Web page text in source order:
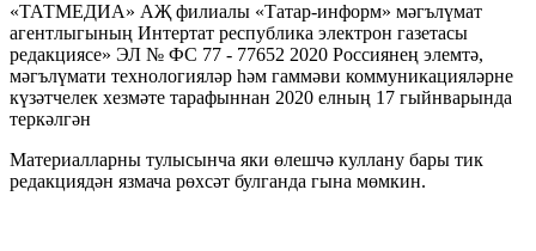
«ТАТМЕДИА» АҖ филиалы «Татар-информ» мәгълүмат
агентлыгының Интертат республика электрон газетасы
редакциясе» ЭЛ № ФС 77 - 77652 2020 Россиянең элемтә,
мәгълүмати технологияләр һәм гаммәви коммуникацияләрне
күзәтчелек хезмәте тарафыннан 2020 елның 17 гыйнварында
теркәлгән
Материалларны тулысынча яки өлешчә куллану бары тик
редакциядән язмача рөхсәт булганда гына мөмкин.